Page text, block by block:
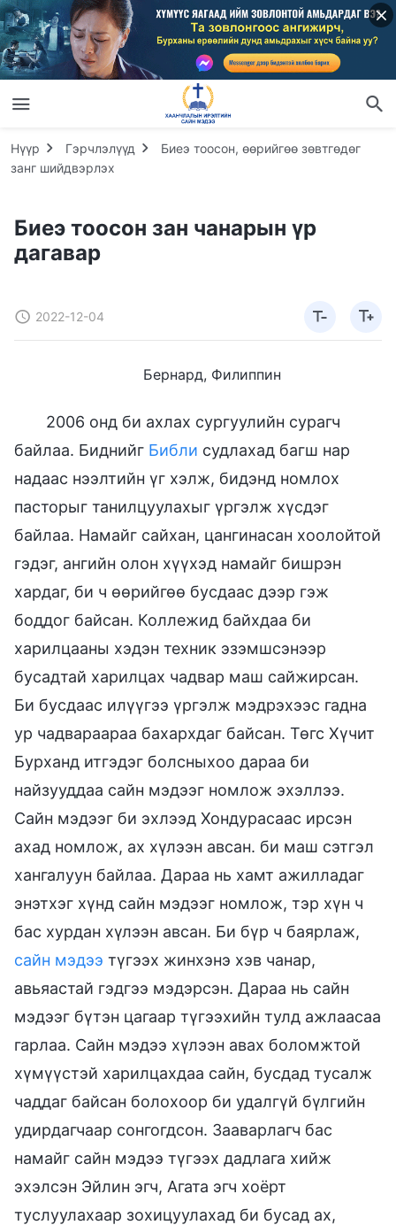
Нүүр Гэрчлэлүүд
Биеэ тоосон, өөрийгөө зөвтгөдөг
занг шийдвэрлэх
Биеэ тоосон зан чанарын үр
дагавар
2022-12-04
Бернард, Филиппин
2006 онд би ахлах сургуулийн сурагч
байлаа. Биднийг Библи судлахад багш нар
надаас нээлтийн үг хэлж, бидэнд номлох
пасторыг танилцуулахыг үргэлж хүсдэг
байлаа. Намайг сайхан, цангинасан хоолойтой
гэдэг, ангийн олон хүүхэд намайг бишрэн
хардаг, би ч өөрийгөө бусдаас дээр гэж
боддог байсан. Коллежид байхдаа би
харилцааны хэдэн техник эзэмшсэнээр
бусадтай харилцах чадвар маш сайжирсан.
Би бусдаас илүүгээ үргэлж мэдрэхээс гадна
ур чадвараараа бахархдаг байсан. Төгс Хүчит
Бурханд итгэдэг болсныхоо дараа би
найзууддаа сайн мэдээг номлож эхэллээ.
Сайн мэдээг би эхлээд Хондурасаас ирсэн
ахад номлож, ах хүлээн авсан. би маш сэтгэл
хангалуун байлаа. Дараа нь хамт ажилладаг
энэтхэг хүнд сайн мэдээг номлож, тэр хүн ч
бас хурдан хүлээн авсан. Би бүр ч баярлаж,
сайн мэдээ түгээх жинхэнэ хэв чанар,
авьяастай гэдгээ мэдэрсэн. Дараа нь сайн
мэдээг бүтэн цагаар түгээхийн тулд ажлаасаа
гарлаа. Сайн мэдээ хүлээн авах боломжтой
хүмүүстэй харилцахдаа сайн, бусдад тусалж
чаддаг байсан болохоор би удалгүй бүлгийн
удирдагчаар сонгогдсон. Зааварлагч бас
намайг сайн мэдээ түгээх дадлага хийж
эхэлсэн Эйлин эгч, Агата эгч хоёрт
туслуулахаар зохицуулахад би бусад ах,